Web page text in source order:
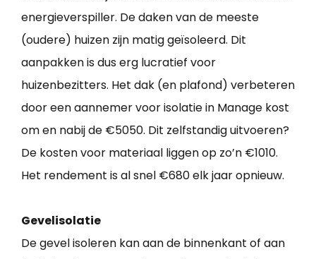
energieverspiller. De daken van de meeste
(oudere) huizen zijn matig geïsoleerd. Dit
aanpakken is dus erg lucratief voor
huizenbezitters. Het dak (en plafond) verbeteren
door een aannemer voor isolatie in Manage kost
om en nabij de €5050. Dit zelfstandig uitvoeren?
De kosten voor materiaal liggen op zo’n €1010.
Het rendement is al snel €680 elk jaar opnieuw.
Gevelisolatie
De gevel isoleren kan aan de binnenkant of aan